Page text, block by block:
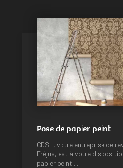
Pose de papier peint
CDSL, votre entreprise de
Fréjus, est à votre
papier peint....